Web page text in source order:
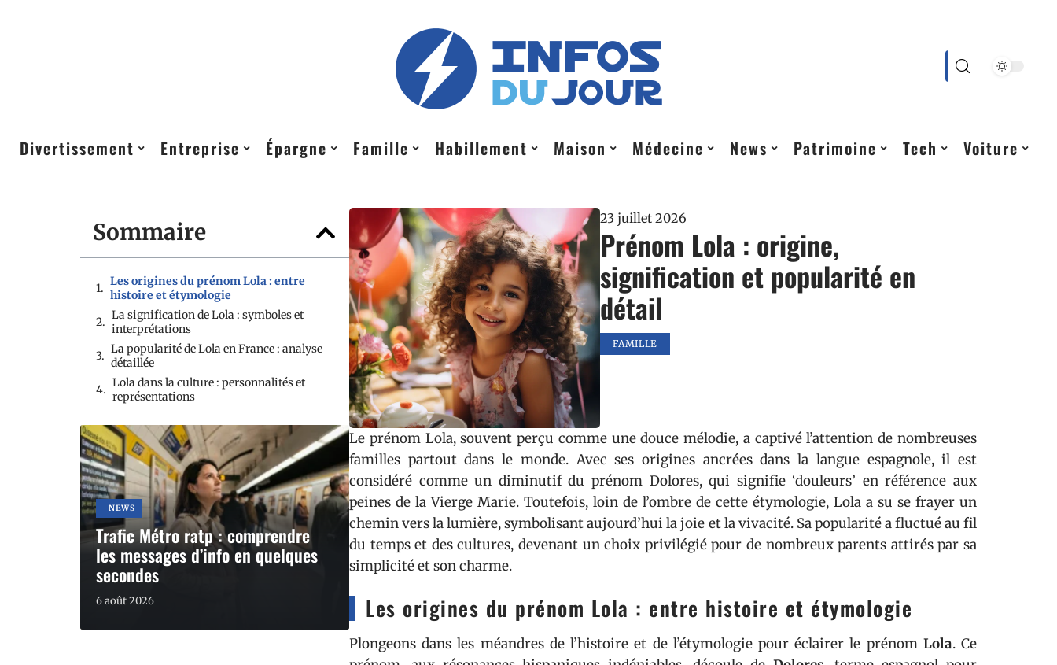
Divertissement Entreprise Épargne Famille Habillement Maison Médecine News Patrimoine Tech Voiture
Sommaire
Les origines du prénom Lola : entre
histoire et étymologie
La signification de Lola : symboles et
interprétations
La popularité de Lola en France : analyse
détaillée
Lola dans la culture : personnalités et
représentations
NEWS
Trafic Métro ratp : comprendre
les messages d’info en quelques
secondes
6 août 2026
23 juillet 2026
Prénom Lola : origine,
signification et popularité en
détail
FAMILLE
Le prénom Lola, souvent perçu comme une douce mélodie, a captivé l’attention de nombreuses
familles partout dans le monde. Avec ses origines ancrées dans la langue espagnole, il est
considéré comme un diminutif du prénom Dolores, qui signifie ‘douleurs’ en référence aux
peines de la Vierge Marie. Toutefois, loin de l’ombre de cette étymologie, Lola a su se frayer un
chemin vers la lumière, symbolisant aujourd’hui la joie et la vivacité. Sa popularité a fluctué au fil
du temps et des cultures, devenant un choix privilégié pour de nombreux parents attirés par sa
simplicité et son charme.
Les origines du prénom Lola : entre histoire et étymologie
Plongeons dans les méandres de l’histoire et de l’étymologie pour éclairer le prénom Lola. Ce